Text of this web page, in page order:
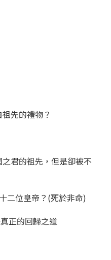
先的禮物？
君的祖先，但是卻被不
二位皇帝？(死於非命)
正的回歸之道